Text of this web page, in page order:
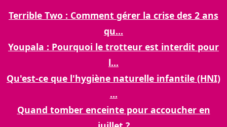
Terrible Two : Comment gérer la crise des 2 ans
qu...
Youpala : Pourquoi le trotteur est interdit pour
l...
Qu'est-ce que l'hygiène naturelle infantile (HNI)
...
Quand tomber enceinte pour accoucher en